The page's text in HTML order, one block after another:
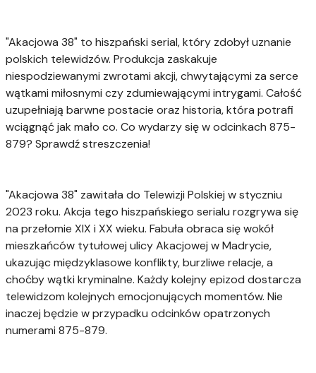
"Akacjowa 38" to hiszpański serial, który zdobył uznanie
polskich telewidzów. Produkcja zaskakuje
niespodziewanymi zwrotami akcji, chwytającymi za serce
wątkami miłosnymi czy zdumiewającymi intrygami. Całość
uzupełniają barwne postacie oraz historia, która potrafi
wciągnąć jak mało co. Co wydarzy się w odcinkach 875-
879? Sprawdź streszczenia!
"Akacjowa 38" zawitała do Telewizji Polskiej w styczniu
2023 roku. Akcja tego hiszpańskiego serialu rozgrywa się
na przełomie XIX i XX wieku. Fabuła obraca się wokół
mieszkańców tytułowej ulicy Akacjowej w Madrycie,
ukazując międzyklasowe konflikty, burzliwe relacje, a
choćby wątki kryminalne. Każdy kolejny epizod dostarcza
telewidzom kolejnych emocjonujących momentów. Nie
inaczej będzie w przypadku odcinków opatrzonych
numerami 875-879.